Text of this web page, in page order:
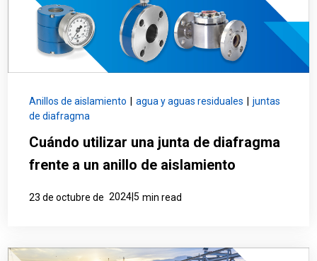
Anillos de aislamiento agua y aguas residuales
juntas
de diafragma
Cuándo utilizar una junta de diafragma
frente a un anillo de aislamiento
23 de octubre de 2024|5 min read